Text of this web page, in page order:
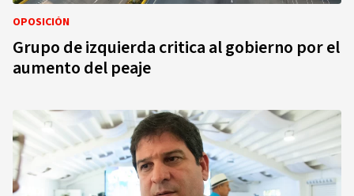
OPOSICIÓN
Grupo de izquierda critica al gobierno por el
aumento del peaje